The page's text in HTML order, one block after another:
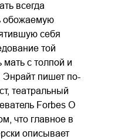
всегда
обожаемую
себя
той
с толпой и
Энрайт пишет по-
театральный
Forbes О
что главное в
описывает